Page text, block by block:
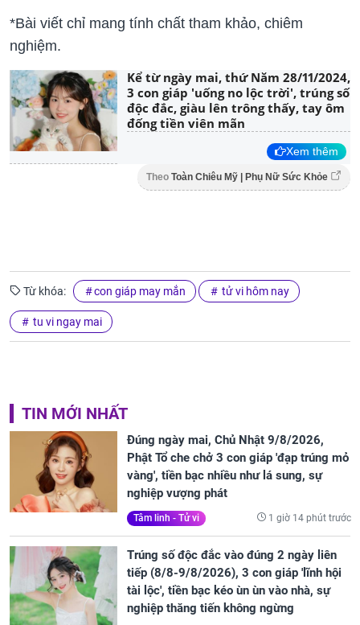
*Bài viết chỉ mang tính chất tham khảo, chiêm
nghiệm.
Kể từ ngày mai, thứ Năm 28/11/2024,
3 con giáp 'uống no lộc trời', trúng số
độc đắc, giàu lên trông thấy, tay ôm
đống tiền viên mãn
Xem thêm
Theo Toàn Chiêu Mỹ | Phụ Nữ Sức Khỏe
Từ khóa: con giáp may mắn tử vi hôm nay
tu vi ngay mai
TIN MỚI NHẤT
Đúng ngày mai, Chủ Nhật 9/8/2026,
Phật Tổ che chở 3 con giáp 'đạp trúng mỏ
vàng', tiền bạc nhiều như lá sung, sự
nghiệp vượng phát
Tâm linh - Tử vi 1 giờ 14 phút trước
Trúng số độc đắc vào đúng 2 ngày liên
tiếp (8/8-9/8/2026), 3 con giáp 'lĩnh hội
tài lộc', tiền bạc kéo ùn ùn vào nhà, sự
nghiệp thăng tiến không ngừng